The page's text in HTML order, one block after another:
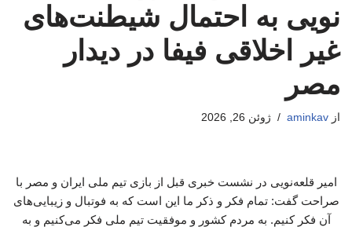
نویی به احتمال شیطنت‌های
غیر اخلاقی فیفا در دیدار
مصر
از aminkav ژوئن 26, 2026
امیر قلعه‌نویی در نشست خبری قبل از بازی تیم ملی ایران و مصر با
صراحت گفت: تمام فکر و ذکر ما این است که به فوتبال و زیبایی‌های
آن فکر کنیم. به مردم کشور و موفقیت تیم ملی فکر می‌کنیم و به